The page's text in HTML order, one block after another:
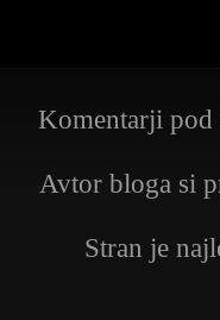
Komentarji pod
Avtor bloga si
Stran je